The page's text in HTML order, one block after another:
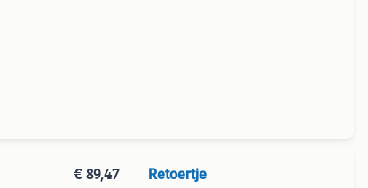
€ 89,47 Retoertje